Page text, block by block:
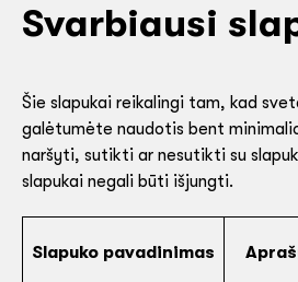
Svarbiausi
Šie slapukai reikalingi tam, kad
galėtumėte naudotis bent
naršyti, sutikti ar nesutikti su
slapukai negali būti išjungti.
Slapuko pavadinimas